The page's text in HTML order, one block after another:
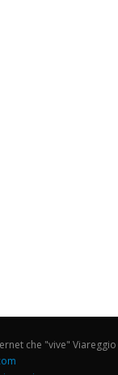
che "vive" Viareggio